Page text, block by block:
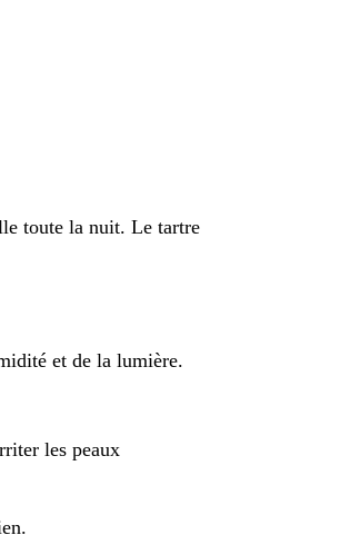
toute la nuit. Le tartre
et de la lumière.
les peaux